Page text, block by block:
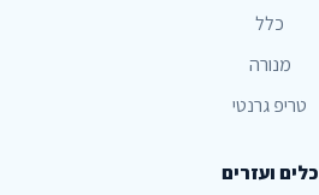
כלל
מנורה
טריפ גרנטי
כלים ועזרים